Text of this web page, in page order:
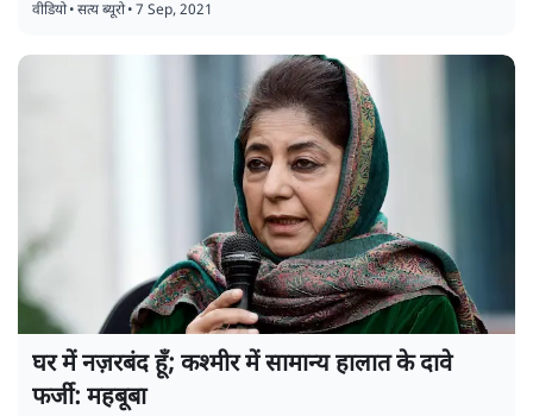
वीडियो•सत्य ब्यूरो•7 Sep, 2021
घर में नज़रबंद हूँ; कश्मीर में सामान्य हालात के दावे
फर्जी: महबूबा